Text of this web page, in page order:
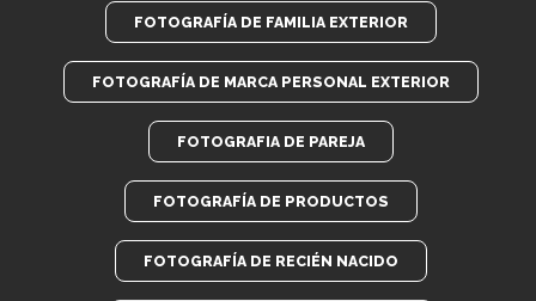
FOTOGRAFÍA DE FAMILIA EXTERIOR
FOTOGRAFÍA DE MARCA PERSONAL EXTERIOR
FOTOGRAFIA DE PAREJA
FOTOGRAFÍA DE PRODUCTOS
FOTOGRAFÍA DE RECIÉN NACIDO